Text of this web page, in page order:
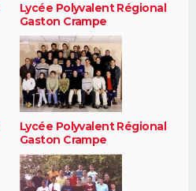
Lycée Polyvalent Régional
Gaston Crampe
Lycée Polyvalent Régional
Gaston Crampe